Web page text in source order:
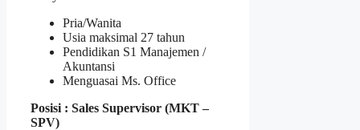
Pria/Wanita
Usia maksimal 27 tahun
Pendidikan S1 Manajemen /
Akuntansi
Menguasai Ms. Office
Posisi : Sales Supervisor (MKT –
SPV)